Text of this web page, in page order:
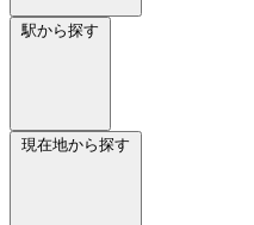
駅から探す
現在地から探す